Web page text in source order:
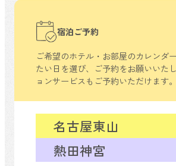
宿泊ご予約
ご希望のホテル・お部屋のカレンダー
たい日を選び、ご予約をお願いいたし
ョンサービスもご予約いただけます。
熱田神宮
名古屋東山